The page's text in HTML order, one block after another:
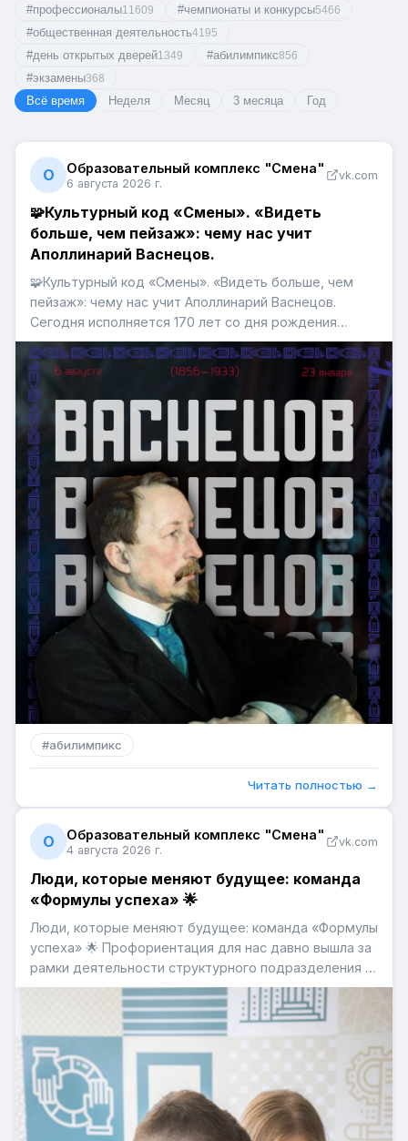
#профессионалы11609 #чемпионаты и конкурсы5466
#общественная деятельность4195
#день открытых дверей1349 #абилимпикс856
#экзамены368
Всё время Неделя Месяц 3 месяца Год
О Образовательный комплекс "Смена"
6 августа 2026 г.
vk.com
🧩Культурный код «Смены». «Видеть
больше, чем пейзаж»: чему нас учит
Аполлинарий Васнецов.
🧩Культурный код «Смены». «Видеть больше, чем
пейзаж»: чему нас учит Аполлинарий Васнецов.
Сегодня исполняется 170 лет со дня рождения
выдающегося художника Аполлинария Михайловича
Васнецова. Младшего брата Виктора Васнецова
часто называют «художником-историком», но для
Южного Урала он прежде всего
#абилимпикс
Читать полностью →
О Образовательный комплекс "Смена"
4 августа 2026 г.
vk.com
Люди, которые меняют будущее: команда
«Формулы успеха» 🌟
Люди, которые меняют будущее: команда «Формулы
успеха» 🌟 Профориентация для нас давно вышла за
рамки деятельности структурного подразделения и
стала одним из ведущих направлений работы всего
успешной профориентационной деятельностью
стоят не методики